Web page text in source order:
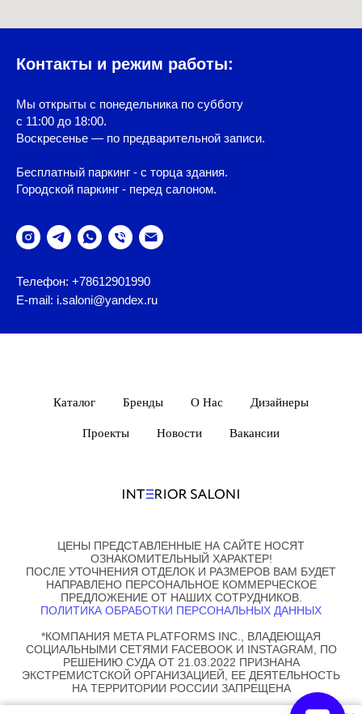
Контакты и режим работы:
Мы открыты с понедельника по субботу
с 11:00 до 18:00.
Воскресенье — по предварительной записи.
Бесплатный паркинг - с торца здания.
Городской паркинг - перед салоном.
Телефон: +78612901990
E-mail: i.saloni@yandex.ru
Каталог Бренды О Нас Дизайнеры
Проекты Новости Вакансии
ЦЕНЫ ПРЕДСТАВЛЕННЫЕ НА САЙТЕ НОСЯТ
ОЗНАКОМИТЕЛЬНЫЙ ХАРАКТЕР!
ПОСЛЕ УТОЧНЕНИЯ ОТДЕЛОК И РАЗМЕРОВ ВАМ БУДЕТ
НАПРАВЛЕНО ПЕРСОНАЛЬНОЕ КОММЕРЧЕСКОЕ
ПРЕДЛОЖЕНИЕ ОТ НАШИХ СОТРУДНИКОВ.
ПОЛИТИКА ОБРАБОТКИ ПЕРСОНАЛЬНЫХ ДАННЫХ
*КОМПАНИЯ META PLATFORMS INC., ВЛАДЕЮЩАЯ
СОЦИАЛЬНЫМИ СЕТЯМИ FACEBOOK И INSTAGRAM, ПО
РЕШЕНИЮ СУДА ОТ 21.03.2022 ПРИЗНАНА
ЭКСТРЕМИСТСКОЙ ОРГАНИЗАЦИЕЙ, ЕЕ ДЕЯТЕЛЬНОСТЬ
НА ТЕРРИТОРИИ РОССИИ ЗАПРЕЩЕНА